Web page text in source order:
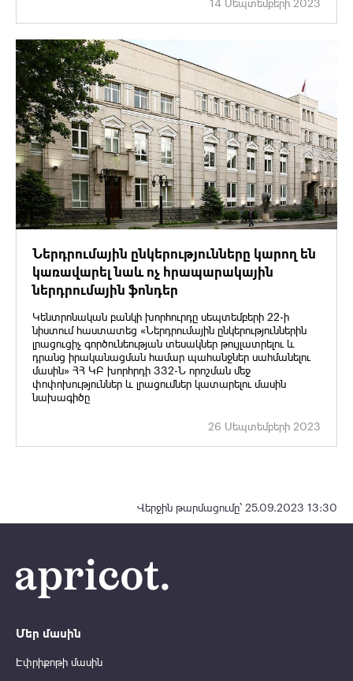
14 Սեպտեմբերի 2023
Ներդրումային ընկերությունները կարող են
կառավարել նաև ոչ հրապարակային
ներդրումային ֆոնդեր
Կենտրոնական բանկի խորհուրդը սեպտեմբերի 22-ի
նիստում հաստատեց «Ներդրումային ընկերություններին
լրացուցիչ գործունեության տեսակներ թույլատրելու և
դրանց իրականացման համար պահանջներ սահմանելու
մասին» ՀՀ ԿԲ խորհրդի 332-Ն որոշման մեջ
փոփոխություններ և լրացումներ կատարելու մասին
նախագիծը
26 Սեպտեմբերի 2023
Վերջին թարմացումը՝ 25.09.2023 13:30
Մեր մասին
Էփրիքոթի մասին